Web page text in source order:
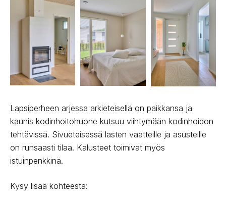
Lapsiperheen arjessa arkieteisellä on paikkansa ja
kaunis kodinhoitohuone kutsuu viihtymään kodinhoidon
tehtävissä. Sivueteisessä lasten vaatteille ja asusteille
on runsaasti tilaa. Kalusteet toimivat myös
istuinpenkkinä.
Kysy lisää kohteesta: